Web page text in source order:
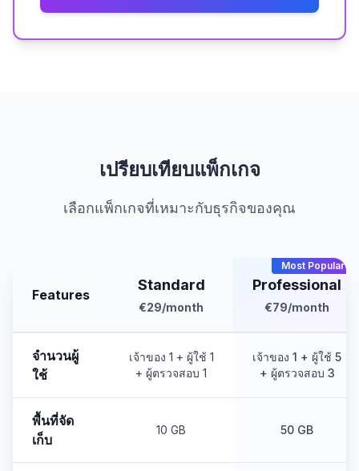
เปรียบเทียบแพ็กเกจ
เลือกแพ็กเกจที่เหมาะกับธุรกิจของคุณ
Features
Standard
€29/month
Most Popular
Professional
€79/month
จำนวนผู้
ใช้
เจ้าของ 1 + ผู้ใช้ 1
+ ผู้ตรวจสอบ 1
เจ้าของ 1 + ผู้ใช้ 5
+ ผู้ตรวจสอบ 3
พื้นที่จัด
เก็บ
10 GB 50 GB